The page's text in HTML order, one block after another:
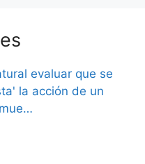
evaluar que se
la acción de un